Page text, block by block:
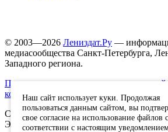
© 2003—2026 Лениздат.Ру —
медиасообщества Санкт-Петербурга,
Западного региона.
Правила использования содержания
конфиденциальности.
Свидетельство о регистрации
ЭЛ №ФС77-91046, выданное 10.03.2026
Наш сайт использует куки. Продолжая
пользоваться данным сайтом, вы
свое согласие на использование файлов
соответствии с настоящим